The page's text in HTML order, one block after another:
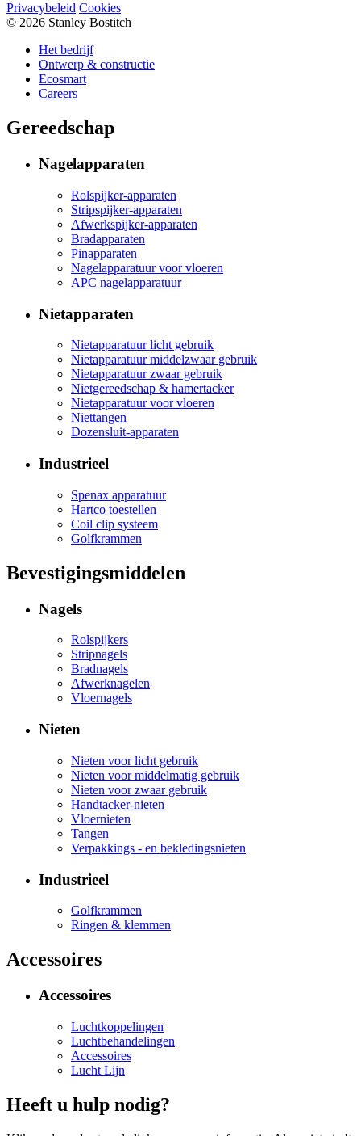
Privacybeleid Cookies
© 2026 Stanley Bostitch
Het bedrijf
Ontwerp & constructie
Ecosmart
Careers
Gereedschap
Nagelapparaten
Rolspijker-apparaten
Stripspijker-apparaten
Afwerkspijker-apparaten
Bradapparaten
Pinapparaten
Nagelapparatuur voor vloeren
APC nagelapparatuur
Nietapparaten
Nietapparatuur licht gebruik
Nietapparatuur middelzwaar gebruik
Nietapparatuur zwaar gebruik
Nietgereedschap & hamertacker
Nietapparatuur voor vloeren
Niettangen
Dozensluit-apparaten
Industrieel
Spenax apparatuur
Hartco toestellen
Coil clip systeem
Golfkrammen
Bevestigingsmiddelen
Nagels
Rolspijkers
Stripnagels
Bradnagels
Afwerknagelen
Vloernagels
Nieten
Nieten voor licht gebruik
Nieten voor middelmatig gebruik
Nieten voor zwaar gebruik
Handtacker-nieten
Vloernieten
Tangen
Verpakkings - en bekledingsnieten
Industrieel
Golfkrammen
Ringen & klemmen
Accessoires
Accessoires
Luchtkoppelingen
Luchtbehandelingen
Accessoires
Lucht Lijn
Heeft u hulp nodig?